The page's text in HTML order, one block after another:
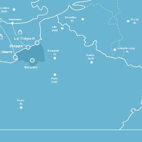
Havre
Dieppe
Le Tréport
Tours
3h
Paris
1h30
Beauvais
1h
Reims
2h45
Lille
2h30
Bruxelles
3h
3h30
Newhaven
Bonn
5h
Luxembourg
4h
Rouen